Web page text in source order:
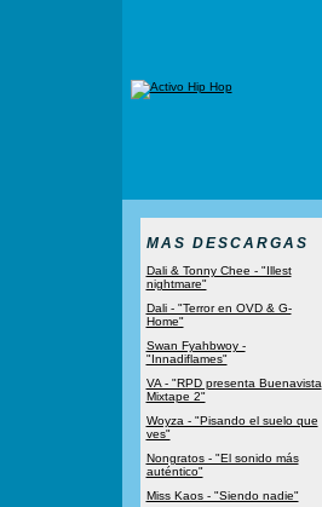
MAS DESCARGAS
Dali & Tonny Chee - "Illest
nightmare"
Dali - "Terror en OVD & G-
Home"
Swan Fyahbwoy -
"Innadiflames"
VA - "RPD presenta Buenavista
Mixtape 2"
Woyza - "Pisando el suelo que
ves"
Nongratos - "El sonido más
auténtico"
Miss Kaos - "Siendo nadie"